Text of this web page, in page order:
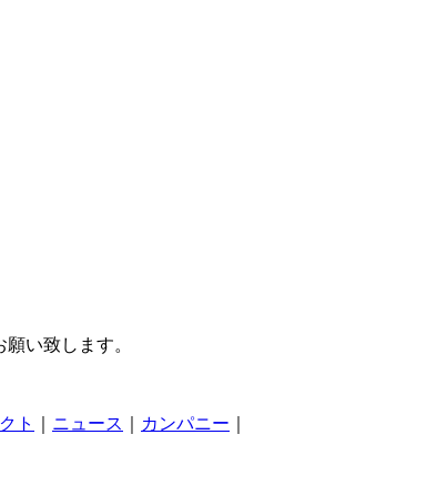
い致します。
ト ニュース カンパニー